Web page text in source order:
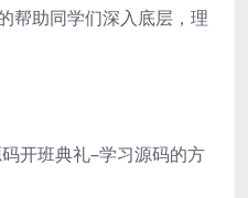
帮助同学们深入底层，理
开班典礼–学习源码的方